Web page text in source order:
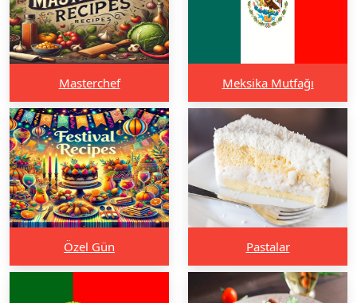
Masterchef Meksika Mutfağı
Özel Gün Pastalar